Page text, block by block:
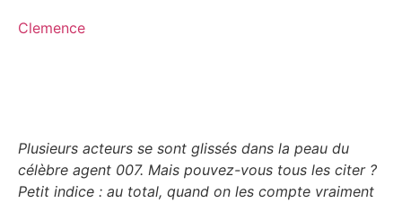
Clemence
Plusieurs acteurs se sont glissés dans la peau du
célèbre agent 007. Mais pouvez-vous tous les citer ?
Petit indice : au total, quand on les compte vraiment